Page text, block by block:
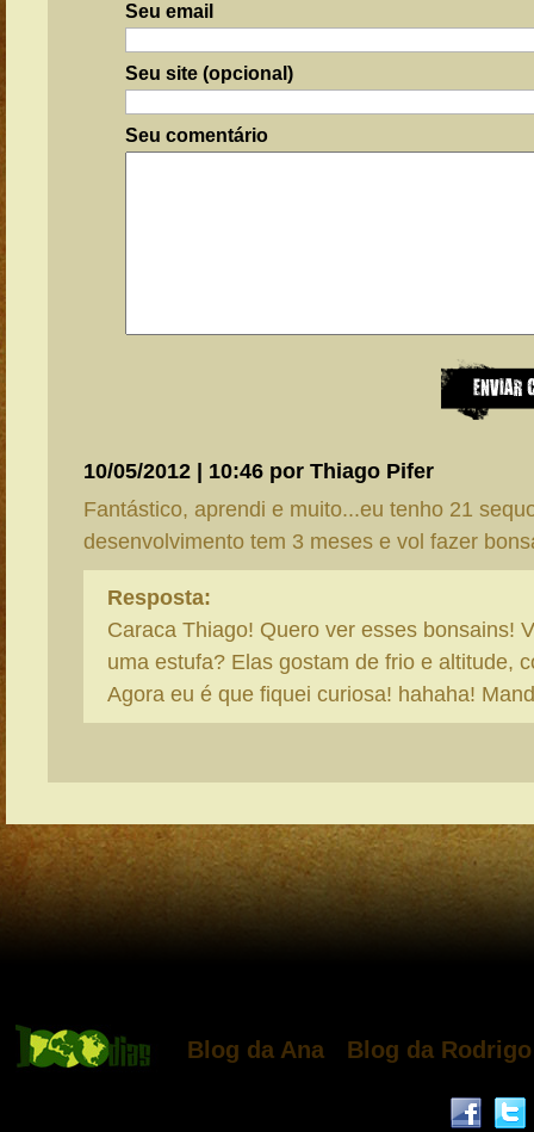
Seu email
Seu site (opcional)
Seu comentário
10/05/2012 | 10:46 por Thiago Pifer
Fantástico, aprendi e muito...eu tenho 21
desenvolvimento tem 3 meses e vol fazer
Resposta:
Caraca Thiago! Quero ver esses bonsains!
uma estufa? Elas gostam de frio e altitude,
Agora eu é que fiquei curiosa! hahaha!
Blog da Ana Blog da Rodrigo